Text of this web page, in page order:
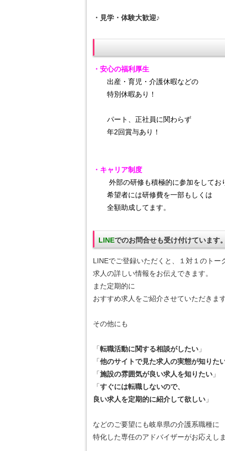
・見学・体験大歓迎♪
・安心の福利厚生
出産・育児・介護休暇などの
特別休暇あり！
パート、正社員に関わらず
年2回賞与あり！
・キャリア制度
外部の研修も積極的に参加をしてお
希望者には研修費を一部もしくは
全額助成してます。
LINEでのお問合せも受け付けています。
LINEでご登録いただくと、１対１のトー
求人の詳しい情報をお伝えできます。
また定期的に
おすすめ求人をご紹介させていただきます
その他にも
「転職活動に関する相談がしたい 」
「他のサイトで見た求人の実態が知りた
「施設の雰囲気が良い求人を知りたい 」
「すぐには転職しないので、
良い求人を定期的に紹介して欲しい 」
などのご要望にも岐阜県の介護系職種に
特化した専任のアドバイザーがお応えし